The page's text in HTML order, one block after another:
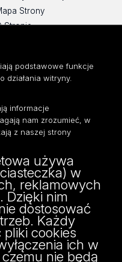
Strony
Stronie
(ADE):
podstawowe funkcje
działania witryny.
informacje
nam zrozumieć, w
z naszej strony
używa
w
reklamowych
Dzięki nim
dostosować
Każdy
cookies
ich w
nie będą